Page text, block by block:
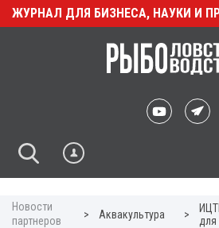
ЖУРНАЛ ДЛЯ БИЗНЕСА, НАУКИ И
Новости
партнеров
> Аквакультура >
для